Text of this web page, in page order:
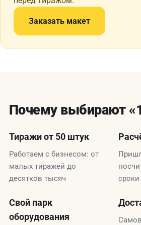
Заказать макет
Почему выбирают
Тиражи от 50 штук
Работаем с бизнесом: от
малых тиражей до
десятков тысяч
сроки
Свой парк
оборудования